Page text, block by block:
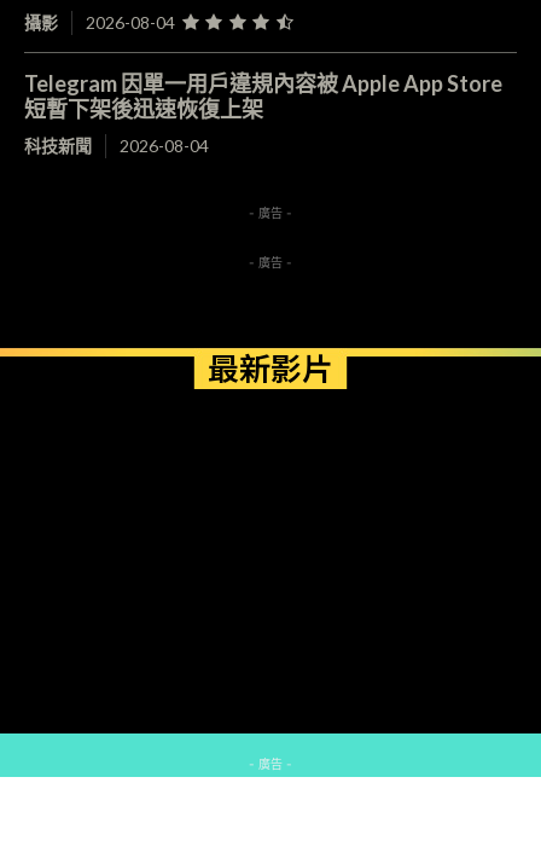
攝影 2026-08-04
Telegram 因單一用戶違規內容被 Apple App Store
短暫下架後迅速恢復上架
科技新聞 2026-08-04
- 廣告 -
- 廣告 -
最新影片
- 廣告 -